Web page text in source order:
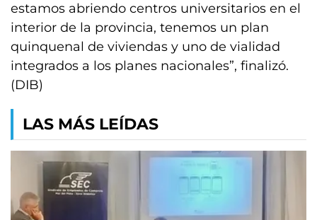
estamos abriendo centros universitarios en el
interior de la provincia, tenemos un plan
quinquenal de viviendas y uno de vialidad
integrados a los planes nacionales”, finalizó.
(DIB)
LAS MÁS LEÍDAS